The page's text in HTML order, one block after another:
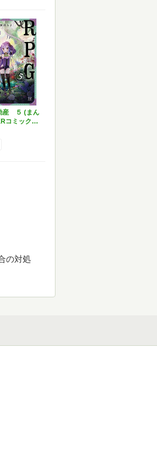
産 ５ (まん
コミック…
の対処